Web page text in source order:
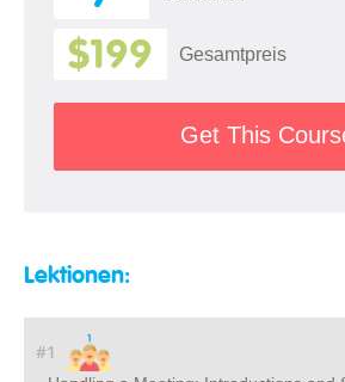
$199 Gesamtpreis
Get This
Lektionen:
#1